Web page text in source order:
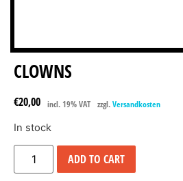
CLOWNS
€20,00 incl. 19% VAT zzgl. Versandkosten
In stock
ADD TO CART